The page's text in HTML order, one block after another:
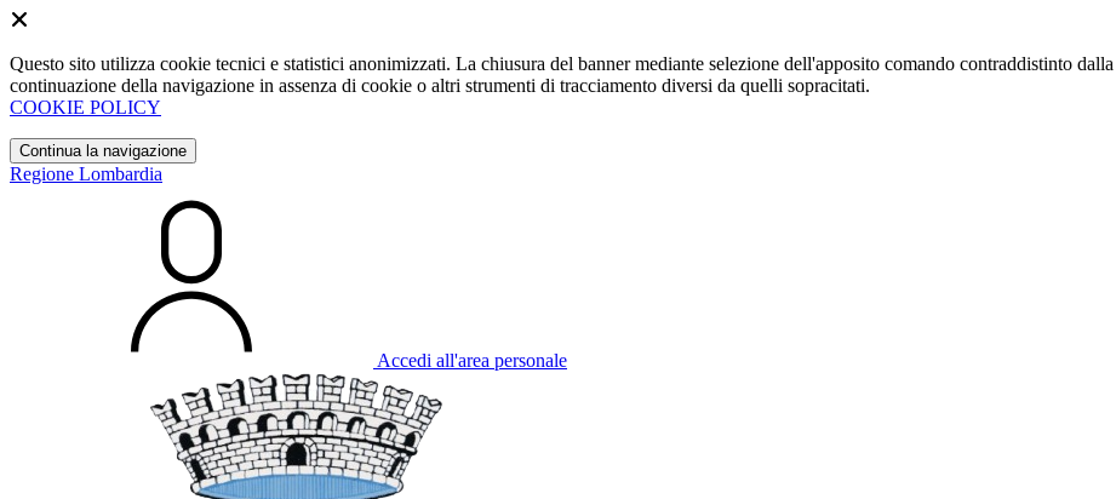
Questo sito utilizza cookie tecnici e statistici anonimizzati. La chiusura del banner mediante selezione dell'apposito comando contraddistinto
continuazione della navigazione in assenza di cookie o altri strumenti di tracciamento diversi da quelli sopracitati.
COOKIE POLICY
Continua la navigazione
Regione Lombardia
Accedi all'area personale